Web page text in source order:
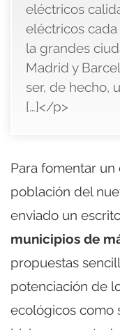
eléctricos
eléctricos
la grandes
Madrid y
ser, de hecho,
[…]</p>
Para fomentar
población del
enviado un
municipios de
propuestas
potenciación de
ecológicos como